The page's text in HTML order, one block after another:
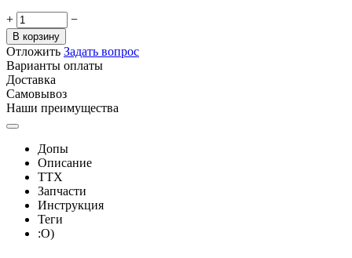
+ −
В корзину
Отложить Задать вопрос
Варианты оплаты
Доставка
Самовывоз
Наши преимущества
Допы
Описание
ТТХ
Запчасти
Инструкция
Теги
:О)